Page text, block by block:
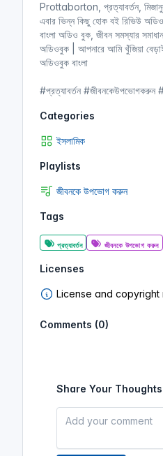
Prottaborton, প্রত্যাবর্তন,
এবার ভিন্ন কিছু হোক বই রিভিউ
বাংলা অডিও বুক, জীবন সমস্যার
অডিওবুক | আপনারে আমি খুঁজিয়া
অডিওবুক বাংলা
#প্রত্যাবর্তন #জীবনকেউপভোগকরুন
Categories
ইসলামিক
Playlists
জীবনকে উপভোগ করুন
Tags
প্রত্যাবর্তন জীবনকে উপভোগ করুন
Licenses
License and copyright
Comments (0)
Share Your Thoughts